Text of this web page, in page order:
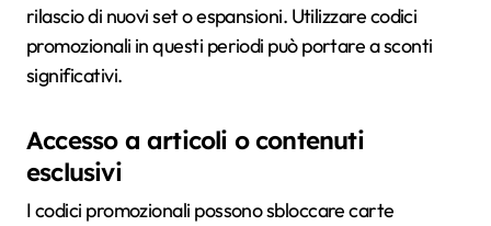
rilascio di nuovi set o espansioni. Utilizzare codici
promozionali in questi periodi può portare a sconti
significativi.
Accesso a articoli o contenuti
esclusivi
I codici promozionali possono sbloccare carte